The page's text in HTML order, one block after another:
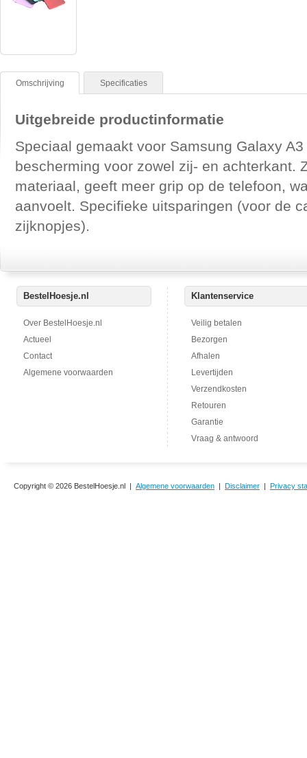
Omschrijving Specificaties
Uitgebreide productinformatie
Speciaal gemaakt voor Samsung Galaxy
bescherming voor zowel zij- en achterkant.
materiaal, geeft meer grip op de telefoon,
aanvoelt. Specifieke uitsparingen (voor de
zijknopjes).
BestelHoesje.nl
Over BestelHoesje.nl
Actueel
Contact
Algemene voorwaarden
Klantenservice
Veilig betalen
Bezorgen
Afhalen
Levertijden
Verzendkosten
Retouren
Garantie
Vraag & antwoord
Copyright © 2026 BestelHoesje.nl | Algemene voorwaarden | Disclaimer | Privacy